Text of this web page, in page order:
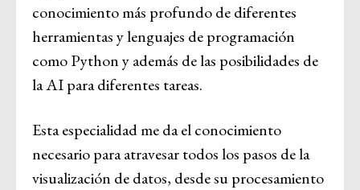
conocimiento más profundo de diferentes
herramientas y lenguajes de programación
como Python y además de las posibilidades de
la AI para diferentes tareas.
Esta especialidad me da el conocimiento
necesario para atravesar todos los pasos de la
visualización de datos, desde su procesamiento